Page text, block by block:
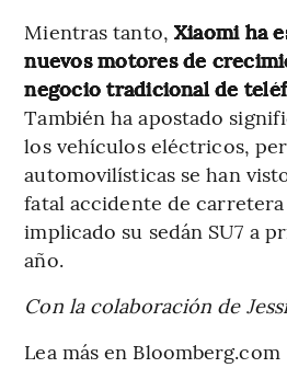
Mientras tanto, Xiaomi ha
nuevos motores de
negocio tradicional de
También ha apostado
los vehículos eléctricos,
automovilísticas se han
fatal accidente de
implicado su sedán SU7 a
año.
Con la colaboración de
Lea más en Bloomberg.com